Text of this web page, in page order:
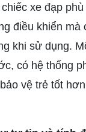
xe đạp
điều khiển mà
khi sử dụng.
có hệ thống
vệ trẻ tốt